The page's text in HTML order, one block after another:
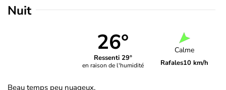
Nuit
26°
Ressenti 29°
en raison de l'humidité
Calme
Rafales10 km/h
Beau temps peu nuageux.